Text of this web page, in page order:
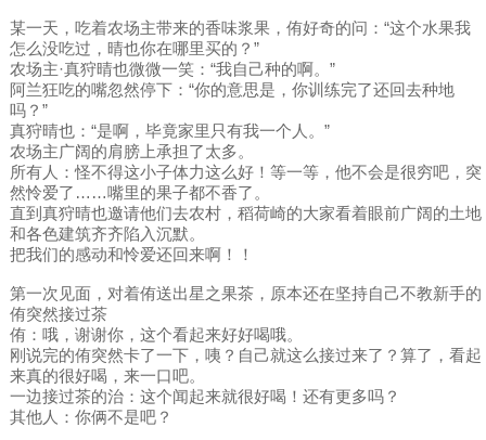
某一天，吃着农场主带来的香味浆果，侑好奇的问：“这个水果我
怎么没吃过，晴也你在哪里买的？”
农场主·真狩晴也微微一笑：“我自己种的啊。”
阿兰狂吃的嘴忽然停下：“你的意思是，你训练完了还回去种地
吗？”
真狩晴也：“是啊，毕竟家里只有我一个人。”
农场主广阔的肩膀上承担了太多。
所有人：怪不得这小子体力这么好！等一等，他不会是很穷吧，突
然怜爱了……嘴里的果子都不香了。
直到真狩晴也邀请他们去农村，稻荷崎的大家看着眼前广阔的土地
和各色建筑齐齐陷入沉默。
把我们的感动和怜爱还回来啊！！
第一次见面，对着侑送出星之果茶，原本还在坚持自己不教新手的
侑突然接过茶
侑：哦，谢谢你，这个看起来好好喝哦。
刚说完的侑突然卡了一下，咦？自己就这么接过来了？算了，看起
来真的很好喝，来一口吧。
一边接过茶的治：这个闻起来就很好喝！还有更多吗？
其他人：你俩不是吧？